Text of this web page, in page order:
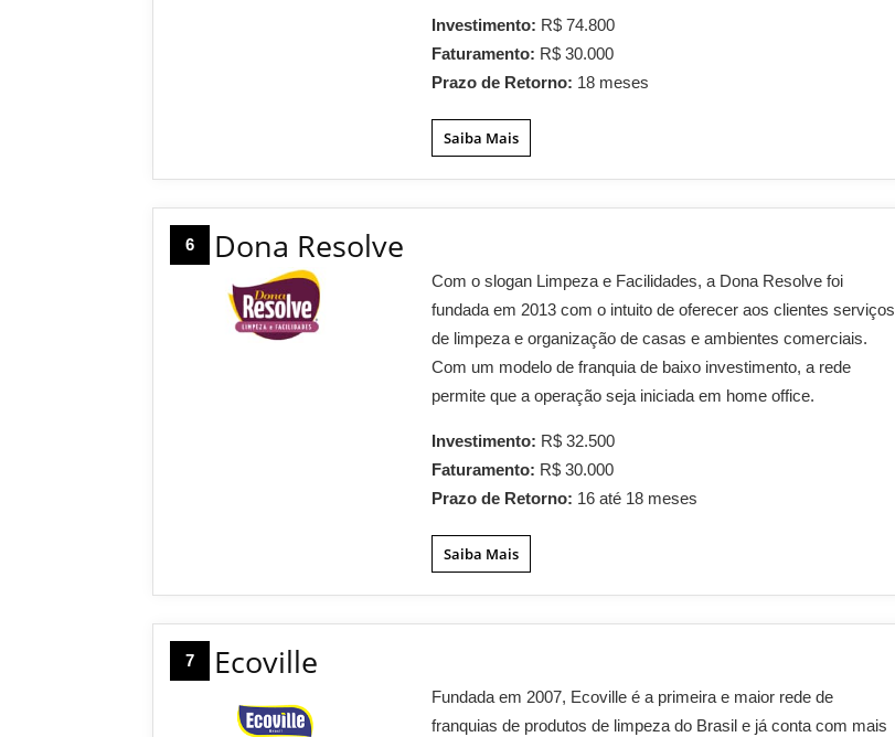
Investimento: R$ 74.800
Faturamento: R$ 30.000
Prazo de Retorno: 18 meses
Saiba Mais
6 Dona Resolve
Com o slogan Limpeza e Facilidades, a Dona Resolve foi
fundada em 2013 com o intuito de oferecer aos clientes serviços
de limpeza e organização de casas e ambientes comerciais.
Com um modelo de franquia de baixo investimento, a rede
permite que a operação seja iniciada em home office.
Investimento: R$ 32.500
Faturamento: R$ 30.000
Prazo de Retorno: 16 até 18 meses
Saiba Mais
7 Ecoville
Fundada em 2007, Ecoville é a primeira e maior rede de
franquias de produtos de limpeza do Brasil e já conta com mais